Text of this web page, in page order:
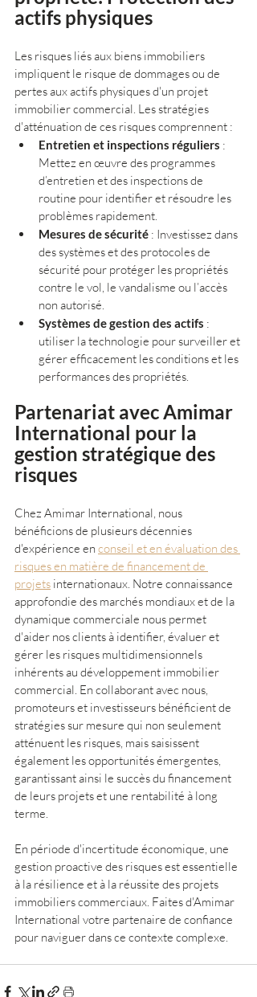
actifs physiques
Les risques liés aux biens immobiliers
impliquent le risque de dommages ou de
pertes aux actifs physiques d'un projet
immobilier commercial. Les stratégies
d'atténuation de ces risques comprennent :
Entretien et inspections réguliers :
Mettez en œuvre des programmes
d’entretien et des inspections de
routine pour identifier et résoudre les
problèmes rapidement.
Mesures de sécurité : Investissez dans
des systèmes et des protocoles de
sécurité pour protéger les propriétés
contre le vol, le vandalisme ou l’accès
non autorisé.
Systèmes de gestion des actifs :
utiliser la technologie pour surveiller et
gérer efficacement les conditions et les
performances des propriétés.
Partenariat avec Amimar
International pour la
gestion stratégique des
risques
Chez Amimar International, nous
bénéficions de plusieurs décennies
d'expérience en conseil et en évaluation des
risques en matière de financement de
projets internationaux. Notre connaissance
approfondie des marchés mondiaux et de la
dynamique commerciale nous permet
d'aider nos clients à identifier, évaluer et
gérer les risques multidimensionnels
inhérents au développement immobilier
commercial. En collaborant avec nous,
promoteurs et investisseurs bénéficient de
stratégies sur mesure qui non seulement
atténuent les risques, mais saisissent
également les opportunités émergentes,
garantissant ainsi le succès du financement
de leurs projets et une rentabilité à long
terme.
En période d'incertitude économique, une
gestion proactive des risques est essentielle
à la résilience et à la réussite des projets
immobiliers commerciaux. Faites d'Amimar
International votre partenaire de confiance
pour naviguer dans ce contexte complexe.